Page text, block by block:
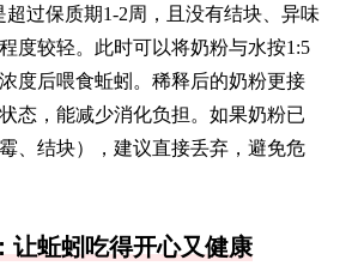
超过保质期1-2周，且没有结块、异味
度较轻。此时可以将奶粉与水按1:5
度后喂食蚯蚓。稀释后的奶粉更接
态，能减少消化负担。如果奶粉已
、结块），建议直接丢弃，避免危
让蚯蚓吃得开心又健康